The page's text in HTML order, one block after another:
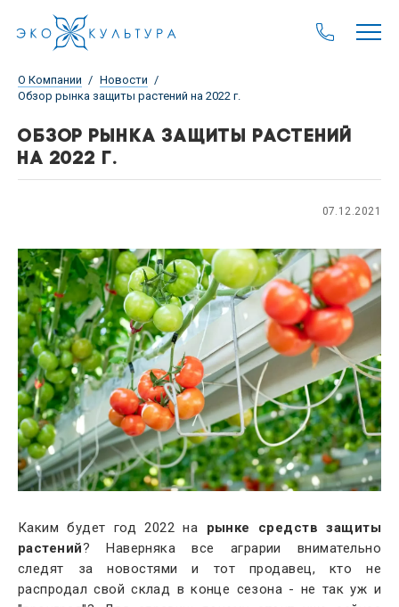
О Компании
Новости
Обзор рынка защиты растений на 2022 г.
ОБЗОР РЫНКА ЗАЩИТЫ РАСТЕНИЙ
НА 2022 Г.
07.12.2021
Каким будет год 2022 на рынке средств защиты
растений? Наверняка все аграрии внимательно
следят за новостями и тот продавец, кто не
распродал свой склад в конце сезона - не так уж и